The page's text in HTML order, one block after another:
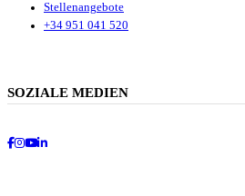
Stellenangebote
+34 951 041 520
SOZIALE MEDIEN